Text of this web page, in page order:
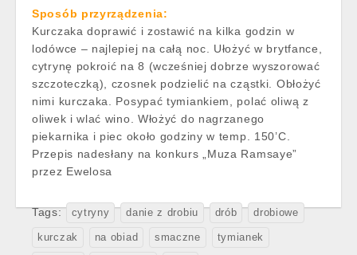
Sposób przyrządzenia:
Kurczaka doprawić i zostawić na kilka godzin w
lodówce – najlepiej na całą noc. Ułożyć w brytfance,
cytrynę pokroić na 8 (wcześniej dobrze wyszorować
szczoteczką), czosnek podzielić na cząstki. Obłożyć
nimi kurczaka. Posypać tymiankiem, polać oliwą z
oliwek i wlać wino. Włożyć do nagrzanego
piekarnika i piec około godziny w temp. 150’C.
Przepis nadesłany na konkurs „Muza Ramsaye”
przez Ewelosa
Tags: cytryny danie z drobiu drób drobiowe
kurczak na obiad smaczne tymianek